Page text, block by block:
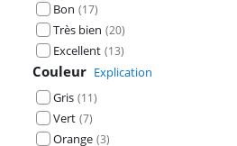
Bon (17)
Très bien (20)
Excellent (13)
Couleur Explication
Gris (11)
Vert (7)
Orange (3)